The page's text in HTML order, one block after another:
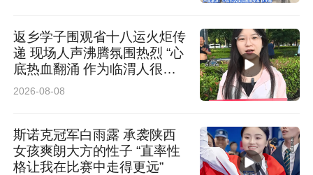
返乡学子围观省十八运火炬传
递 现场人声沸腾氛围热烈 “心
底热血翻涌 作为临渭人很荣
耀”
2026-08-08
斯诺克冠军白雨露 承袭陕西
女孩爽朗大方的性子 “直率性
格让我在比赛中走得更远”